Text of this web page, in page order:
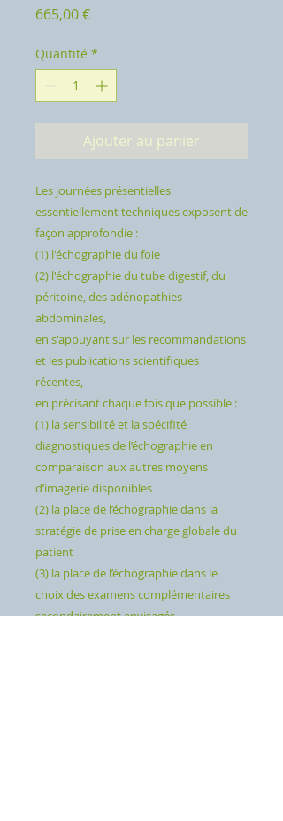
665,00 €Prix
Quantité *
Ajouter au panier
Les journées présentielles
essentiellement techniques exposent de
façon approfondie :
(1) l'échographie du foie
(2) l'échographie du tube digestif, du
péritoine, des adénopathies
abdominales,
en s'appuyant sur les recommandations
et les publications scientifiques
récentes,
en précisant chaque fois que possible :
(1) la sensibilité et la spécifité
diagnostiques de l’échographie en
comparaison aux autres moyens
d’imagerie disponibles
(2) la place de l’échographie dans la
stratégie de prise en charge globale du
patient
(3) la place de l’échographie dans le
choix des examens complémentaires
secondairement envisagés